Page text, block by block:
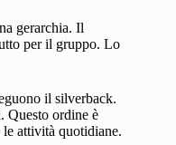
gerarchia. Il
per il gruppo. Lo
il silverback.
Questo ordine è
attività quotidiane.